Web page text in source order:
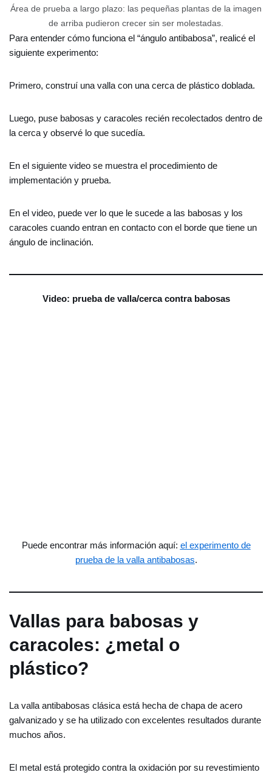
Área de prueba a largo plazo: las pequeñas plantas de la imagen
de arriba pudieron crecer sin ser molestadas.
Para entender cómo funciona el “ángulo antibabosa”, realicé el
siguiente experimento:
Primero, construí una valla con una cerca de plástico doblada.
Luego, puse babosas y caracoles recién recolectados dentro de
la cerca y observé lo que sucedía.
En el siguiente video se muestra el procedimiento de
implementación y prueba.
En el video, puede ver lo que le sucede a las babosas y los
caracoles cuando entran en contacto con el borde que tiene un
ángulo de inclinación.
Video: prueba de valla/cerca contra babosas
Puede encontrar más información aquí: el experimento de
prueba de la valla antibabosas.
Vallas para babosas y
caracoles: ¿metal o
plástico?
La valla antibabosas clásica está hecha de chapa de acero
galvanizado y se ha utilizado con excelentes resultados durante
muchos años.
El metal está protegido contra la oxidación por su revestimiento